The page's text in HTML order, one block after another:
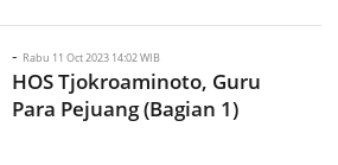
- Rabu 11 Oct 2023 14:02 WIB
HOS Tjokroaminoto, Guru
Para Pejuang (Bagian 1)